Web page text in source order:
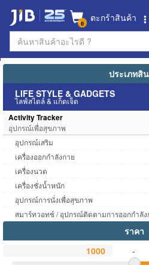
0 ตะกร้าสินค้า
ประเภทสิ
LIFE STYLE & GADGETS
ไลฟ์สไตล์ & แก็ดเจ็ต
Activity Tracker
อุปกรณ์เพื่อสุขภาพ
อุปกรณ์เสริม
เครื่องออกกำลังกาย
เครื่องนวด
เครื่องชั่งน้ำหนัก
อุปกรณ์การนั่งเพื่อสุขภาพ
สมาร์ทวอทช์ / อุปกรณ์ติดตามการออกกำลัง
ราคา
-